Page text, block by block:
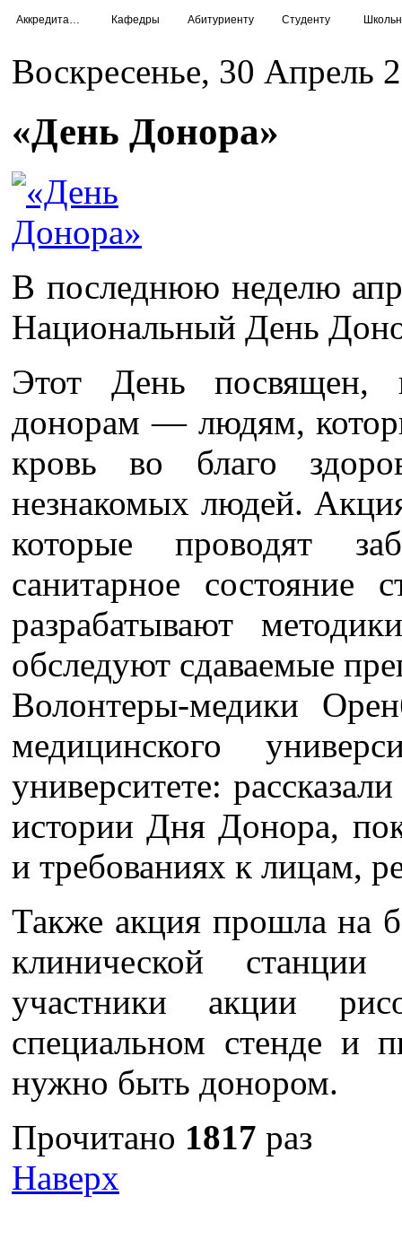
Кафедры Абитуриенту Студенту
Воскресенье, 30 Апрель
«День Донора»
В последнюю неделю
Национальный День
Этот День посвящен,
донорам — людям,
кровь во благо
незнакомых людей.
которые проводят
санитарное состояние
разрабатывают
обследуют сдаваемые
Волонтеры-медики
медицинского
университете:
истории Дня Донора,
и требованиях к лицам,
Также акция прошла на
клинической
участники акции
специальном стенде и
нужно быть донором.
Прочитано 1817 раз
Наверх